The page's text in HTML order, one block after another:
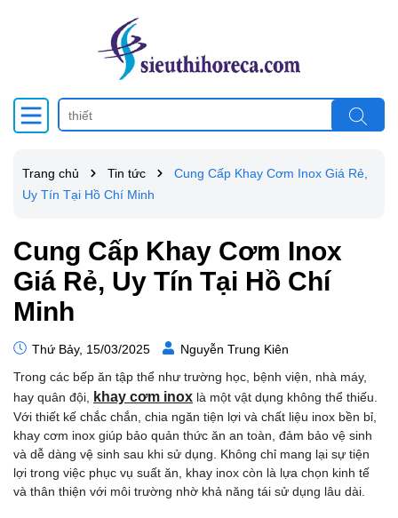
Trang chủ Tin tức
Cung Cấp Khay Cơm Inox Giá Rẻ,
Uy Tín Tại Hồ Chí Minh
Cung Cấp Khay Cơm Inox
Giá Rẻ, Uy Tín Tại Hồ Chí
Minh
Thứ Bảy, 15/03/2025
Nguyễn Trung Kiên
Trong các bếp ăn tập thể như trường học, bệnh viện, nhà máy,
hay quân đội,
khay cơm inox là một vật dụng không thể thiếu.
Với thiết kế chắc chắn, chia ngăn tiện lợi và chất liệu inox bền bỉ,
khay cơm inox giúp bảo quản thức ăn an toàn, đảm bảo vệ sinh
và dễ dàng vệ sinh sau khi sử dụng. Không chỉ mang lại sự tiện
lợi trong việc phục vụ suất ăn, khay inox còn là lựa chọn kinh tế
và thân thiện với môi trường nhờ khả năng tái sử dụng lâu dài.